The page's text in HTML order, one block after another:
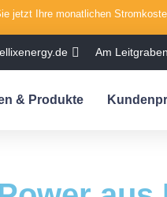
jetzt Ihre monatlichen
Am
& Produkte